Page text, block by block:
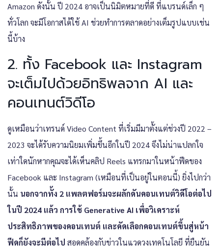
Amazon ดังนั้น ปี 2024 อาจเป็นนิมิตหมายที่ดี ที่แบรนด์เล็ก ๆ
ทั่วโลก จะมีโอกาสได้ใช้ AI ช่วยทำการตลาดอย่างเต็มรูปแบบเช่น
นี้บ้าง
2. ทั้ง Facebook และ Instagram
จะเต็มไปด้วยอิทธิพลจาก AI และ
คอนเทนต์วิดีโอ
ดูเหมือนว่าเทรนด์ Video Content ที่เริ่มมีมาตั้งแต่ช่วงปี 2022 –
2023 จะได้รับความนิยมเพิ่มขึ้นอีกในปี 2024 จึงไม่น่าแปลกใจ
เท่าใดนักหากคุณจะได้เห็นคลิป Reels แทรกมาในหน้าฟีดของ
Facebook และ Instagram (เหมือนที่เป็นอยู่ในตอนนี้) ยิ่งไปกว่า
นั้น นอกจากทั้ง 2 แพลตฟอร์มจะผลักดันคอนเทนต์วิดีโอต่อไป
ในปี 2024 แล้ว การใช้ Generative AI เพื่อวิเคราะห์
ประสิทธิภาพของคอนเทนต์ และคัดเลือกคอนเทนต์ขึ้นสู่หน้า
ฟีดก็ยังจะมีต่อไป สอดคล้องกับข่าวในแวดวงเทคโนโลยี ที่ยืนยัน